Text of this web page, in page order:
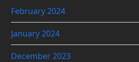
February 2024
January 2024
December 2023